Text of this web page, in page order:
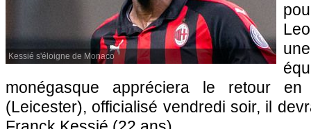
Kessié s'éloigne de Monaco
monégasque appréciera le retour
(Leicester), officialisé vendredi soir, il